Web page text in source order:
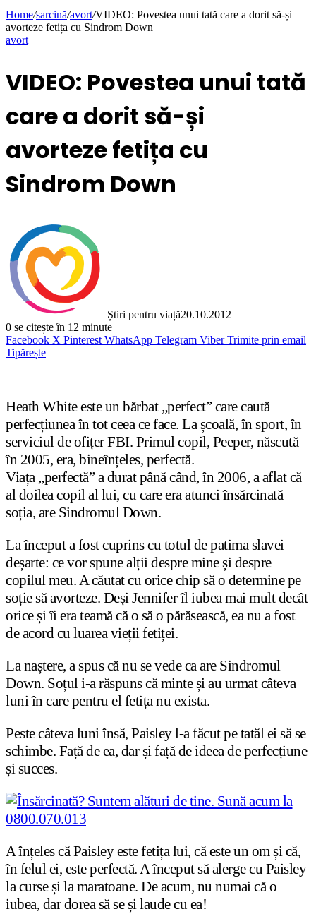
Home/sarcină/avort/VIDEO: Povestea unui tată care a dorit să-și
avorteze fetița cu Sindrom Down
avort
VIDEO: Povestea unui tată
care a dorit să-și
avorteze fetița cu
Sindrom Down
Știri pentru viață20.10.2012
0 se citește în 12 minute
Facebook X Pinterest WhatsApp Telegram Viber Trimite prin email
Tipărește
Heath White este un bărbat „perfect” care caută
perfecțiunea în tot ceea ce face. La școală, în sport, în
serviciul de ofițer FBI. Primul copil, Peeper, născută
în 2005, era, bineînțeles, perfectă.
Viața „perfectă” a durat până când, în 2006, a aflat că
al doilea copil al lui, cu care era atunci însărcinată
soția, are Sindromul Down.
La început a fost cuprins cu totul de patima slavei
deșarte: ce vor spune alții despre mine și despre
copilul meu. A căutat cu orice chip să o determine pe
soție să avorteze. Deși Jennifer îl iubea mai mult decât
orice și îi era teamă că o să o părăsească, ea nu a fost
de acord cu luarea vieții fetiței.
La naștere, a spus că nu se vede ca are Sindromul
Down. Soțul i-a răspuns că minte și au urmat câteva
luni în care pentru el fetița nu exista.
Peste câteva luni însă, Paisley l-a făcut pe tatăl ei să se
schimbe. Față de ea, dar și față de ideea de perfecțiune
și succes.
A înțeles că Paisley este fetița lui, că este un om și că,
în felul ei, este perfectă. A început să alerge cu Paisley
la curse și la maratoane. De acum, nu numai că o
iubea, dar dorea să se și laude cu ea!